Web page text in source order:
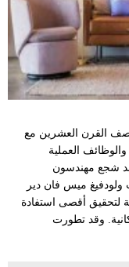
القرن العشرين مع
العملية
شجع مهندسون
ولودفيغ ميس فان دير
لتحقيق أقصى استفادة
وقد تطورت